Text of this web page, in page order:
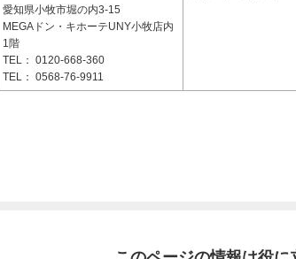
愛知県小牧市堀の内3-15
MEGAドン・キホーテUNY小牧店内
1階
TEL： 0120-668-360
TEL： 0568-76-9911